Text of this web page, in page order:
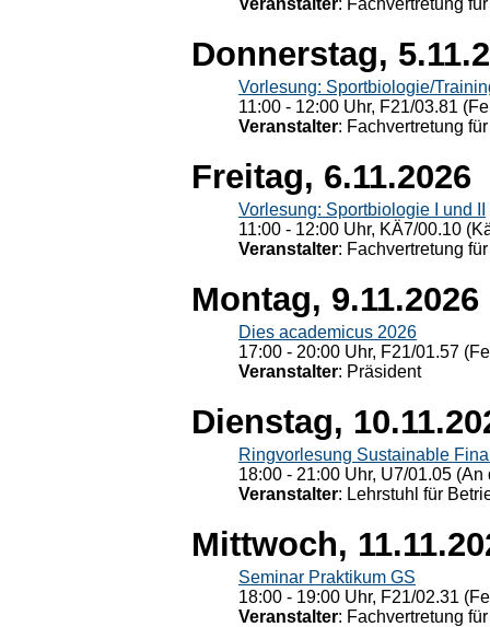
Veranstalter: Fachvertretung
Donnerstag,
Vorlesung: Sportbiologie/
11:00 - 12:00 Uhr, F21/03.81
Veranstalter: Fachvertretung
Freitag, 6.11.2026
Vorlesung: Sportbiologie I und II
11:00 - 12:00 Uhr, KÄ7/00.10
Veranstalter: Fachvertretung
Montag, 9.11.2026
Dies academicus 2026
17:00 - 20:00 Uhr, F21/01.57
Veranstalter: Präsident
Dienstag,
Ringvorlesung Sustainable
18:00 - 21:00 Uhr, U7/01.05
Veranstalter: Lehrstuhl für
Mittwoch,
Seminar Praktikum GS
18:00 - 19:00 Uhr, F21/02.31
Veranstalter: Fachvertretung